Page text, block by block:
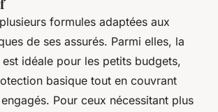
formules adaptées aux
de ses assurés. Parmi elles, la
est idéale pour les petits budgets,
basique tout en couvrant
Pour ceux nécessitant plus